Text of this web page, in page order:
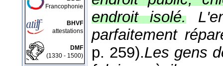
Francophonie
BHVF
attestations
DMF
(1330 - 1500)
endroit isolé.
parfaitement
p. 259).Les gens